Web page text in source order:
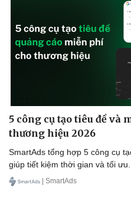
Cây thuốc
Sản phụ khoa
Nhi khoa
Nam khoa
Phòng mạch online
5 công cụ tạo tiêu đề và
thương hiệu 2026
SmartAds tổng hợp 5 công cụ
giúp tiết kiệm thời gian và tối ưu.
| SmartAds